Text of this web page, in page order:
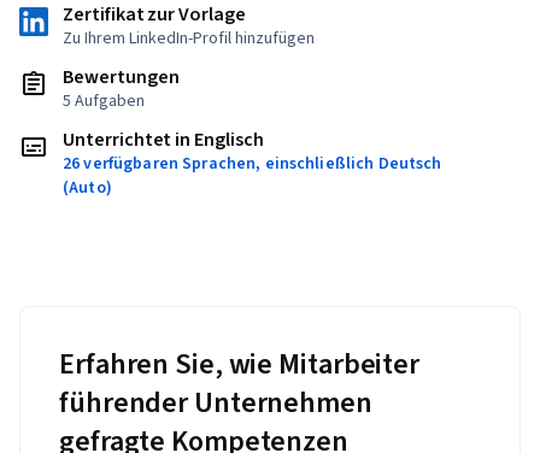
Zertifikat zur Vorlage
Zu Ihrem LinkedIn-Profil hinzufügen
Bewertungen
5 Aufgaben
Unterrichtet in Englisch
26 verfügbaren Sprachen, einschließlich Deutsch
(Auto)
Erfahren Sie, wie Mitarbeiter
führender Unternehmen
gefragte Kompetenzen